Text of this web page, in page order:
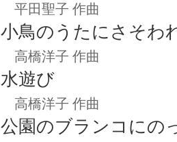
平田聖子 作曲
小鳥のうたにさそわ
高橋洋子 作曲
水遊び
高橋洋子 作曲
公園のブランコにの